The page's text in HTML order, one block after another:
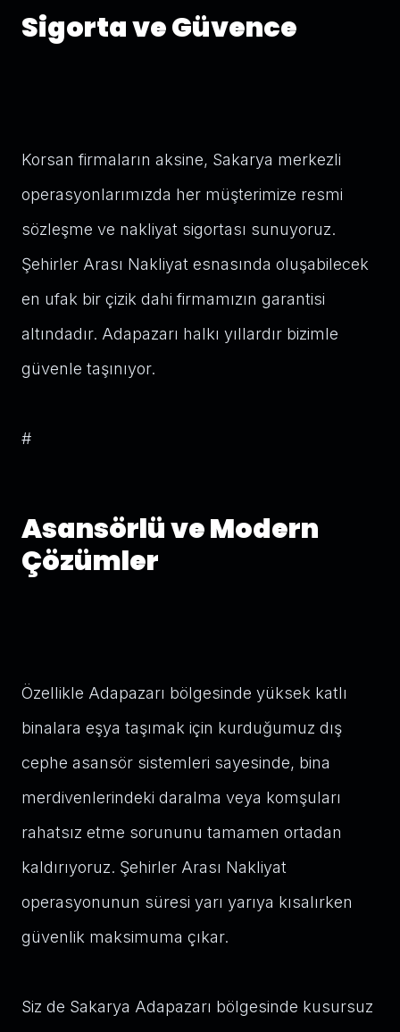
Sigorta ve Güvence
Korsan firmaların aksine, Sakarya merkezli
operasyonlarımızda her müşterimize resmi
sözleşme ve nakliyat sigortası sunuyoruz.
Şehirler Arası Nakliyat esnasında oluşabilecek
en ufak bir çizik dahi firmamızın garantisi
altındadır. Adapazarı halkı yıllardır bizimle
güvenle taşınıyor.
#
Asansörlü ve Modern
Çözümler
Özellikle Adapazarı bölgesinde yüksek katlı
binalara eşya taşımak için kurduğumuz dış
cephe asansör sistemleri sayesinde, bina
merdivenlerindeki daralma veya komşuları
rahatsız etme sorununu tamamen ortadan
kaldırıyoruz. Şehirler Arası Nakliyat
operasyonunun süresi yarı yarıya kısalırken
güvenlik maksimuma çıkar.
Siz de Sakarya Adapazarı bölgesinde kusursuz